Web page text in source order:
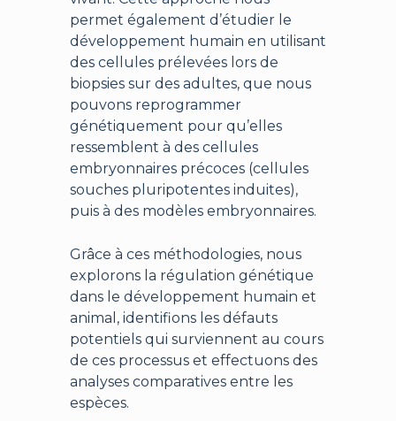
permet également d’étudier le
développement humain en utilisant
des cellules prélevées lors de
biopsies sur des adultes, que nous
pouvons reprogrammer
génétiquement pour qu’elles
ressemblent à des cellules
embryonnaires précoces (cellules
souches pluripotentes induites),
puis à des modèles embryonnaires.
Grâce à ces méthodologies, nous
explorons la régulation génétique
dans le développement humain et
animal, identifions les défauts
potentiels qui surviennent au cours
de ces processus et effectuons des
analyses comparatives entre les
espèces.